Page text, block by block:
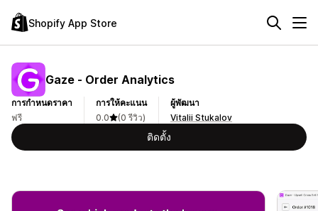
Shopify App Store
Gaze ‑ Order Analytics
การกำหนดราคา
ฟรี
การให้คะแนน
0.0
(0 รีวิว)
ผู้พัฒนา
Vitalii Stukalov
ติดตั้ง